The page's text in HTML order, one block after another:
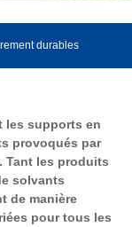
durables
les supports en
provoqués par
Tant les produits
solvants
de manière
pour tous les